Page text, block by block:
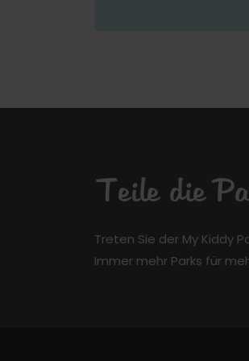
Teile die
Treten Sie der My Kiddy
Immer mehr Parks für